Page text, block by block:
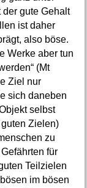
gute Gehalt
ist daher
also böse.
Werke aber tun
(Mt
Ziel nur
sich daneben
selbst
Zielen)
zu
für
Teilzielen
im bösen